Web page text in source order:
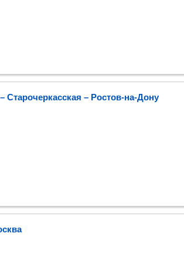
Старочеркасская – Ростов-на-Дону